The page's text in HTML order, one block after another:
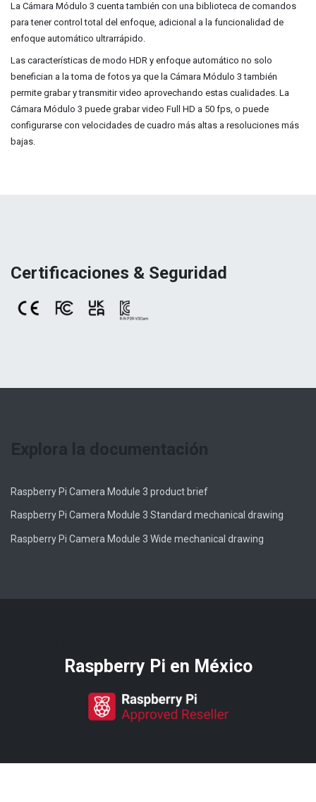
La Cámara Módulo 3 cuenta también con una biblioteca de comandos
para tener control total del enfoque, adicional a la funcionalidad de
enfoque automático ultrarrápido.
Las características de modo HDR y enfoque automático no solo
benefician a la toma de fotos ya que la Cámara Módulo 3 también
permite grabar y transmitir video aprovechando estas cualidades. La
Cámara Módulo 3 puede grabar video Full HD a 50 fps, o puede
configurarse con velocidades de cuadro más altas a resoluciones más
bajas.
Certificaciones & Seguridad
Explora la documentación
Raspberry Pi Camera Module 3 product brief
Raspberry Pi Camera Module 3 Standard mechanical drawing
Raspberry Pi Camera Module 3 Wide mechanical drawing
Raspberry Pi​ en México